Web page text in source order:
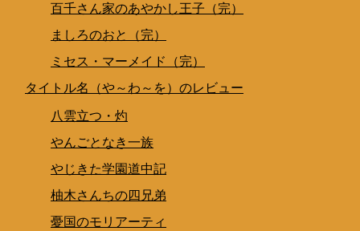
百千さん家のあやかし王子（完）
ましろのおと（完）
ミセス・マーメイド（完）
タイトル名（や～わ～を）のレビュー
八雲立つ・灼
やんごとなき一族
やじきた学園道中記
柚木さんちの四兄弟
憂国のモリアーティ